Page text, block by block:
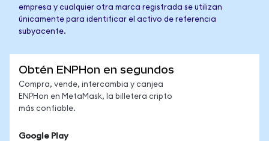
empresa y cualquier otra marca registrada se utilizan
únicamente para identificar el activo de referencia
subyacente.
Obtén ENPHon en segundos
Compra, vende, intercambia y canjea
ENPHon en MetaMask, la billetera cripto
más confiable.
Google Play